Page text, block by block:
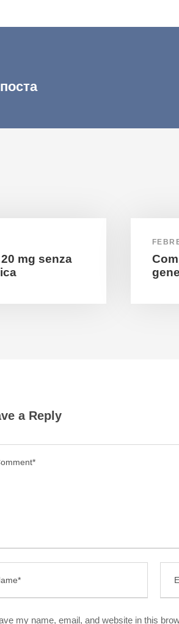
mg senza
a Reply
my name, email, and website in this